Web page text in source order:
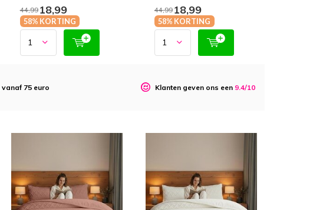
44,9918,99
58% KORTING
44,9918,99
58% KORTING
vanaf 75 euro Klanten geven ons een 9.4/10